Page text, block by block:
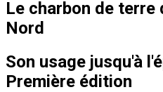
Le charbon de terre
Nord
Son usage jusqu'à
Première édition